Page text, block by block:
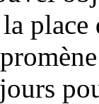
place